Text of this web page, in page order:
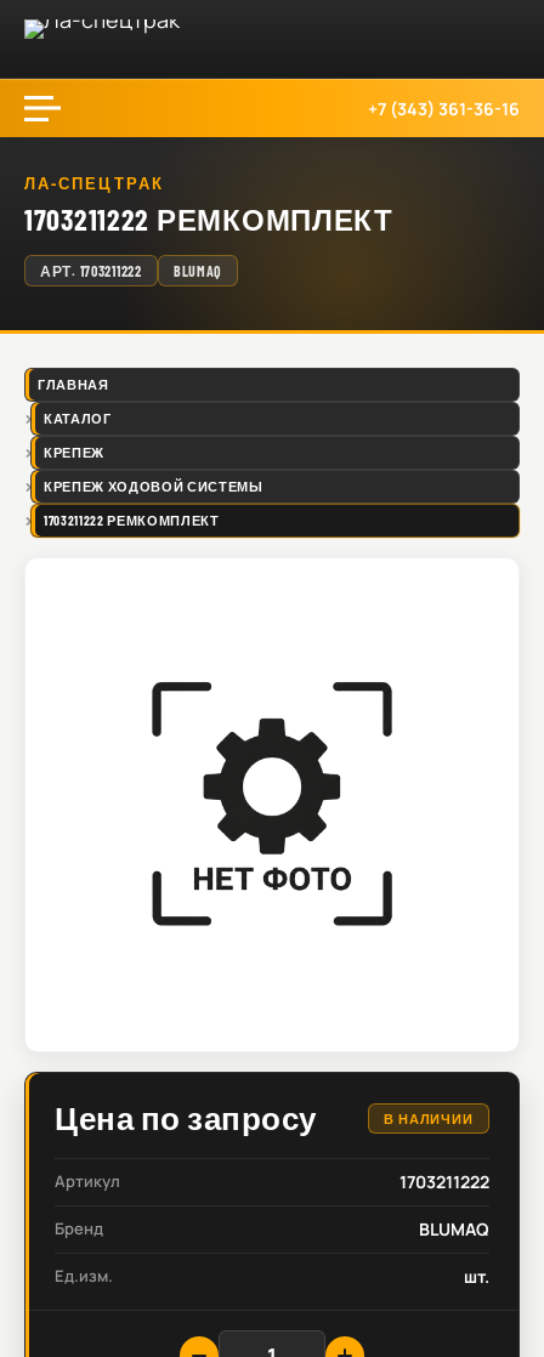
+7 (343) 361-36-16
ЛА-СПЕЦТРАК
1703211222 РЕМКОМПЛЕКТ
АРТ. 1703211222 BLUMAQ
ГЛАВНАЯ
КАТАЛОГ
КРЕПЕЖ
КРЕПЕЖ ХОДОВОЙ СИСТЕМЫ
1703211222 РЕМКОМПЛЕКТ
Цена по запросу В НАЛИЧИИ
Артикул 1703211222
Бренд BLUMAQ
Ед.изм. шт.